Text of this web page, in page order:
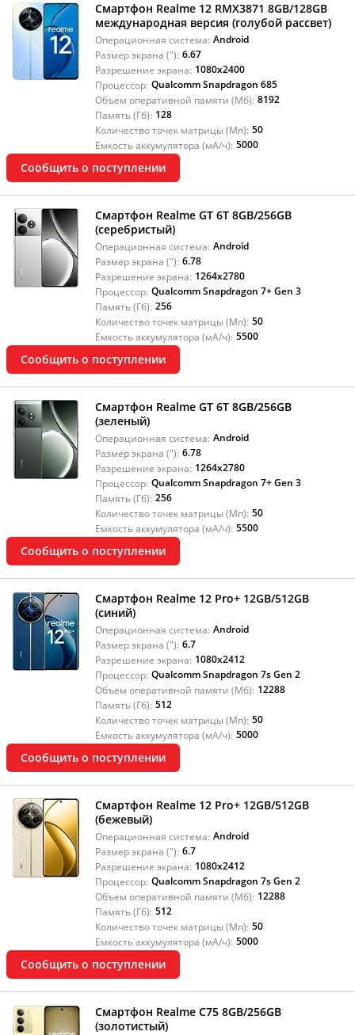
Смартфон Realme 12 RMX3871 8GB/128GB
международная версия (голубой рассвет)
Операционная система: Android
Размер экрана ("): 6.67
Разрешение экрана: 1080x2400
Процессор: Qualcomm Snapdragon 685
Объем оперативной памяти (Мб): 8192
Память (Гб): 128
Количество точек матрицы (Мп): 50
Емкость аккумулятора (мА/ч): 5000
Сообщить о поступлении
Смартфон Realme GT 6T 8GB/256GB
(серебристый)
Операционная система: Android
Размер экрана ("): 6.78
Разрешение экрана: 1264x2780
Процессор: Qualcomm Snapdragon 7+ Gen 3
Память (Гб): 256
Количество точек матрицы (Мп): 50
Емкость аккумулятора (мА/ч): 5500
Сообщить о поступлении
Смартфон Realme GT 6T 8GB/256GB
(зеленый)
Операционная система: Android
Размер экрана ("): 6.78
Разрешение экрана: 1264x2780
Процессор: Qualcomm Snapdragon 7+ Gen 3
Память (Гб): 256
Количество точек матрицы (Мп): 50
Емкость аккумулятора (мА/ч): 5500
Сообщить о поступлении
Смартфон Realme 12 Pro+ 12GB/512GB
(синий)
Операционная система: Android
Размер экрана ("): 6.7
Разрешение экрана: 1080x2412
Процессор: Qualcomm Snapdragon 7s Gen 2
Объем оперативной памяти (Мб): 12288
Память (Гб): 512
Количество точек матрицы (Мп): 50
Емкость аккумулятора (мА/ч): 5000
Сообщить о поступлении
Смартфон Realme 12 Pro+ 12GB/512GB
(бежевый)
Операционная система: Android
Размер экрана ("): 6.7
Разрешение экрана: 1080x2412
Процессор: Qualcomm Snapdragon 7s Gen 2
Объем оперативной памяти (Мб): 12288
Память (Гб): 512
Количество точек матрицы (Мп): 50
Емкость аккумулятора (мА/ч): 5000
Сообщить о поступлении
Смартфон Realme C75 8GB/256GB
(золотистый)